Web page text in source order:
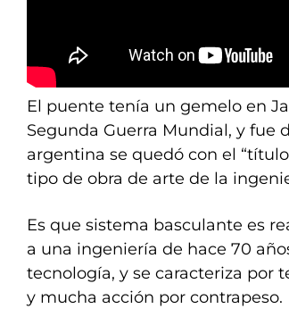
El puente tenía un gemelo en
Segunda Guerra Mundial, y fue
argentina se quedó con el
tipo de obra de arte de la
Es que sistema basculante es
a una ingeniería de hace 70
tecnología, y se caracteriza por
y mucha acción por contrapeso.